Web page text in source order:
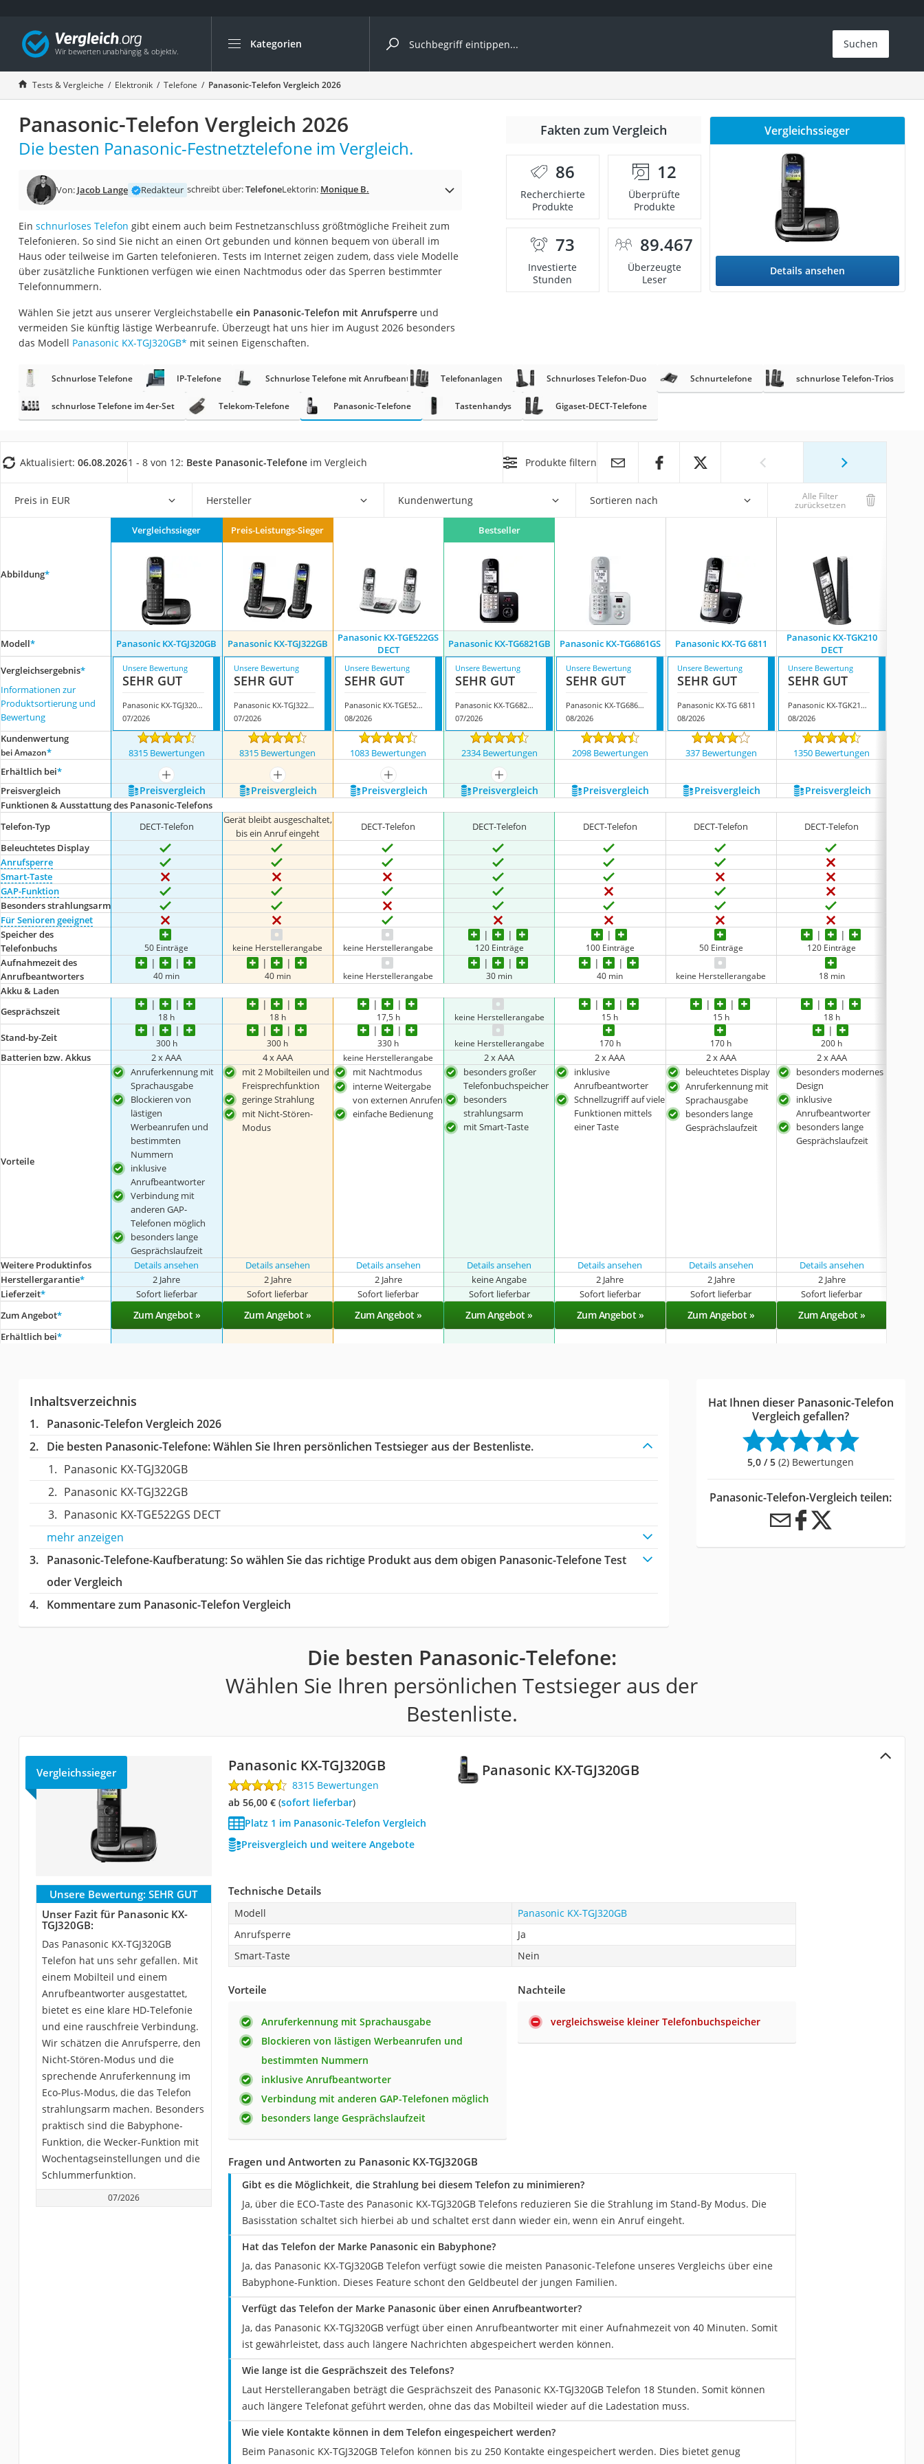
Kategorien
Die beliebtesten Vergleiche nach Kategorie
Elektronik
Powerstation
Monitor 32 Zoll 4K
Fernseher
Desktop-PC
Diascanner
Laser-Multifunktionsdrucker
Powerline-Adapter
Gaming-PC
Soundbar
Satellitenschüssel
Gaming-Headset
Lichtwecker
Acer Aspire
Service
Suchen
Tests & Vergleiche Elektronik Telefone Panasonic-Telefon Vergleich 2026
Panasonic-Telefon Vergleich 2026
Die besten Panasonic-Festnetztelefone im Vergleich.
Von: Jacob Lange Redakteur schreibt über:TelefoneLektorin: Monique B.
Ein schnurloses Telefon gibt einem auch beim Festnetzanschluss größtmögliche Freiheit zum
Telefonieren. So sind Sie nicht an einen Ort gebunden und können bequem von überall im
Haus oder teilweise im Garten telefonieren. Tests im Internet zeigen zudem, dass viele Modelle
über zusätzliche Funktionen verfügen wie einen Nachtmodus oder das Sperren bestimmter
Telefonnummern.
Wählen Sie jetzt aus unserer Vergleichstabelle ein Panasonic-Telefon mit Anrufsperreund
vermeiden Sie künftig lästige Werbeanrufe. Überzeugt hat uns hier im August 2026 besonders
das Modell Panasonic KX-TGJ320GB* mit seinen Eigenschaften.
Fakten zum Vergleich
86
Recherchierte
Produkte
12
Überprüfte
Produkte
73
Investierte
Stunden
89.467
Überzeugte
Leser
Vergleichssieger
Details ansehen
Schnurlose Telefone IP-Telefone Schnurlose Telefone mit Anrufbeantworter Telefonanlagen Schnurloses Telefon-Duo Schnurtelefone schnurlose Telefon-Trios
schnurlose Telefone im 4er-Set Telekom-Telefone Panasonic-Telefone Tastenhandys Gigaset-DECT-Telefone
Aktualisiert: 06.08.20261 - 8 von 12: Beste Panasonic-Telefone im Vergleich Produkte filtern
Preis in EUR Hersteller Kundenwertung Sortieren nach Alle Filter
zurücksetzen
Abbildung*
Vergleichssieger Preis-Leistungs-Sieger Bestseller
Modell* Panasonic KX-TGJ320GB Panasonic KX-TGJ322GB
Panasonic KX-TGE522GS
DECT
Panasonic KX-TG6821GB Panasonic KX-TG6861GS Panasonic KX-TG 6811
Panasonic KX-TGK210
DECT
Vergleichsergebnis*
Informationen zur
Produktsortierung und
Bewertung
Unsere Bewertung
SEHR GUT
Panasonic KX-TGJ320GB
07/2026
Unsere Bewertung
SEHR GUT
Panasonic KX-TGJ322GB
07/2026
Unsere Bewertung
SEHR GUT
Panasonic KX-TGE522GS DECT
08/2026
Unsere Bewertung
SEHR GUT
Panasonic KX-TG6821GB
07/2026
Unsere Bewertung
SEHR GUT
Panasonic KX-TG6861GS
08/2026
Unsere Bewertung
SEHR GUT
Panasonic KX-TG 6811
08/2026
Unsere Bewertung
SEHR GUT
Panasonic KX-TGK210 DECT
08/2026
Kundenwertung
bei Amazon* 8315 Bewertungen 8315 Bewertungen 1083 Bewertungen 2334 Bewertungen 2098 Bewertungen 337 Bewertungen 1350 Bewertungen
Erhältlich bei*
mehr anzeigen mehr anzeigen mehr anzeigen
mehr anzeigen
Preis­vergleich
Preis­vergleich Preis­vergleich Preis­vergleich Preis­vergleich Preis­vergleich Preis­vergleich Preis­vergleich
Funktionen & Ausstattung des Panasonic-Telefons
Telefon-Typ
DECT-Telefon
Gerät bleibt ausgeschaltet,
bis ein Anruf eingeht
DECT-Telefon DECT-Telefon DECT-Telefon DECT-Telefon DECT-Telefon
Beleuchtetes Display
Anrufsperre
Smart-Taste
GAP-Funktion
Besonders strahlungsarm
Für Senioren geeignet
Speicher des
Telefonbuchs
50 Einträge keine Herstellerangabe keine Herstellerangabe 120 Einträge 100 Einträge 50 Einträge 120 Einträge
Aufnahmezeit des
Anrufbeantworters
40 min 40 min keine Herstellerangabe 30 min 40 min keine Herstellerangabe 18 min
Akku & Laden
Gesprächszeit
18 h 18 h 17,5 h keine Herstellerangabe 15 h 15 h 18 h
Stand-by-Zeit 300 h 300 h 330 h keine Herstellerangabe 170 h 170 h 200 h
Batterien bzw. Akkus 2 x AAA 4 x AAA keine Herstellerangabe 2 x AAA 2 x AAA 2 x AAA 2 x AAA
Vorteile
Anruferkennung mit
Sprachausgabe
Blockieren von
lästigen
Werbeanrufen und
bestimmten
Nummern
inklusive
Anrufbeantworter
Verbindung mit
anderen GAP-
Telefonen möglich
besonders lange
Gesprächslaufzeit
mit 2 Mobilteilen und
Freisprechfunktion
geringe Strahlung
mit Nicht-Stören-
Modus
mit Nachtmodus
interne Weitergabe
von externen Anrufen
einfache Bedienung
besonders großer
Telefonbuchspeicher
besonders
strahlungsarm
mit Smart-Taste
inklusive
Anrufbeantworter
Schnellzugriff auf viele
Funktionen mittels
einer Taste
beleuchtetes Display
Anruferkennung mit
Sprachausgabe
besonders lange
Gesprächslaufzeit
besonders modernes
Design
inklusive
Anrufbeantworter
besonders lange
Gesprächslaufzeit
Weitere Produktinfos Details ansehen Details ansehen Details ansehen Details ansehen Details ansehen Details ansehen Details ansehen
Herstellergarantie* 2 Jahre 2 Jahre 2 Jahre keine Angabe 2 Jahre 2 Jahre
2 Jahre
Lieferzeit* Sofort lieferbar Sofort lieferbar Sofort lieferbar Sofort lieferbar Sofort lieferbar Sofort lieferbar Sofort lieferbar
Zum Angebot* Zum Angebot » Zum Angebot » Zum Angebot » Zum Angebot » Zum Angebot » Zum Angebot » Zum Angebot »
Erhältlich bei*
Inhaltsverzeichnis
Panasonic-Telefon Vergleich 2026
Die besten Panasonic-Telefone:Wählen Sie Ihren persönlichen Testsieger aus der Bestenliste.
Panasonic KX-TGJ320GB
Panasonic KX-TGJ322GB
Panasonic KX-TGE522GS DECT
mehr anzeigen
Panasonic-Telefone-Kaufberatung: So wählen Sie das richtige Produkt aus dem obigen Panasonic-Telefone Test
oder Vergleich
Kommentare zum Panasonic-Telefon Vergleich
Hat Ihnen dieser Panasonic-Telefon
Vergleich gefallen?
5,0 / 5 (2) Bewertungen
Panasonic-Telefon-Vergleich teilen:
Die besten Panasonic-Telefone:
Wählen Sie Ihren persönlichen Testsieger aus der
Bestenliste.
Panasonic KX-TGJ320GB
Vergleichssieger Panasonic KX-TGJ320GB
8315 Bewertungen
ab 56,00 €( Sofort lieferbar)
Platz 1 im Panasonic-Telefon Vergleich
Preisvergleich und weitere Angebote
Unsere Bewertung: SEHR GUT
Unser Fazit für Panasonic KX-
TGJ320GB:
Das Panasonic KX-TGJ320GB
Telefon hat uns sehr gefallen. Mit
einem Mobilteil und einem
Anrufbeantworter ausgestattet,
bietet es eine klare HD-Telefonie
und eine rauschfreie Verbindung.
Wir schätzen die Anrufsperre, den
Nicht-Stören-Modus und die
sprechende Anruferkennung im
Eco-Plus-Modus, die das Telefon
strahlungsarm machen. Besonders
praktisch sind die Babyphone-
Funktion, die Wecker-Funktion mit
Wochentagseinstellungen und die
Schlummerfunktion.
07/2026
Technische Details
Modell
Panasonic KX-TGJ320GB
Anrufsperre
Ja
Smart-Taste
Nein
Vorteile
Anruferkennung mit Sprachausgabe
Blockieren von lästigen Werbeanrufen und
bestimmten Nummern
inklusive Anrufbeantworter
Verbindung mit anderen GAP-Telefonen möglich
besonders lange Gesprächslaufzeit
Nachteile
vergleichsweise kleiner Telefonbuchspeicher
Fragen und Antworten zu Panasonic KX-TGJ320GB
Gibt es die Möglichkeit, die Strahlung bei diesem Telefon zu minimieren?
Ja, über die ECO-Taste des Panasonic KX-TGJ320GB Telefons reduzieren Sie die Strahlung im Stand-By Modus. Die
Basisstation schaltet sich hierbei ab und schaltet erst dann wieder ein, wenn ein Anruf eingeht.
Hat das Telefon der Marke Panasonic ein Babyphone?
Ja, das Panasonic KX-TGJ320GB Telefon verfügt sowie die meisten Panasonic-Telefone unseres Vergleichs über eine
Babyphone-Funktion. Dieses Feature schont den Geldbeutel der jungen Familien.
Verfügt das Telefon der Marke Panasonic über einen Anrufbeantworter?
Ja, das Panasonic KX-TGJ320GB verfügt über einen Anrufbeantworter mit einer Aufnahmezeit von 40 Minuten. Somit
ist gewährleistet, dass auch längere Nachrichten abgespeichert werden können.
Wie lange ist die Gesprächszeit des Telefons?
Laut Herstellerangaben beträgt die Gesprächszeit des Panasonic KX-TGJ320GB Telefon 18 Stunden. Somit können
auch längere Telefonat geführt werden, ohne das das Mobilteil wieder auf die Ladestation muss.
Wie viele Kontakte können in dem Telefon eingespeichert werden?
Beim Panasonic KX-TGJ320GB Telefon können bis zu 250 Kontakte eingespeichert werden. Dies bietet genug